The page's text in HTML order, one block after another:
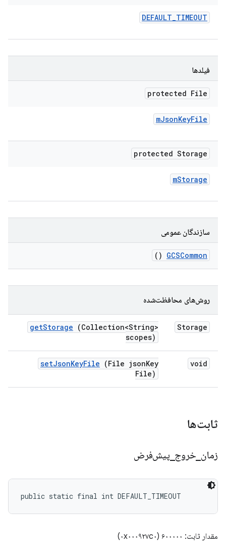
DEFAULT_TIMEOUT
فیلدها
protected File
mJsonKeyFile
protected Storage
mStorage
سازندگان عمومی
GCSCommon
()
روش‌های محافظت‌شده
Storage
getStorage (Collection<String>
scopes)
void
setJsonKeyFile (File jsonKey
File)
ثابت‌ها
زمان _خروج پیش‌فرض
public static final int DEFAULT_TIMEOUT
مقدار ثابت: ۶۰۰۰۰۰ (۰x۰۰۰۹۲۷c۰)